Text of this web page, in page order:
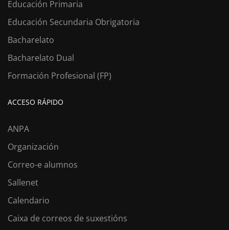
Educación Primaria
Educación Secundaria Obrigatoria
Bacharelato
Bacharelato Dual
Formación Profesional (FP)
ACCESO RÁPIDO
ANPA
Organización
Correo-e alumnos
Sallenet
Calendario
Caixa de correos de suxestións